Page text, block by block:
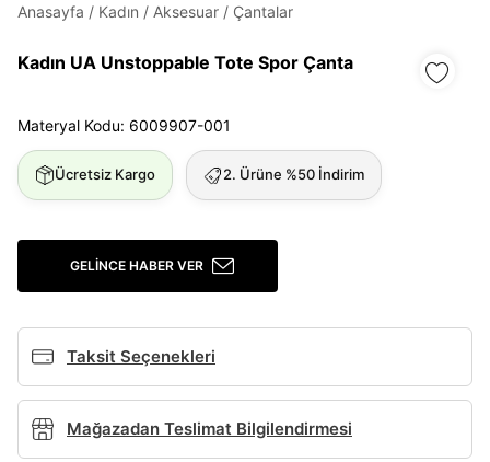
Anasayfa / Kadın / Aksesuar / Çantalar
Kadın UA Unstoppable Tote Spor Çanta
Materyal Kodu: 6009907-001
Ücretsiz Kargo 2. Ürüne %50 İndirim
GELINCE HABER VER
Taksit Seçenekleri
Mağazadan Teslimat Bilgilendirmesi
Giriş Yap
Şifre
göster
Beni Hatırla
Ad*
Soyad*